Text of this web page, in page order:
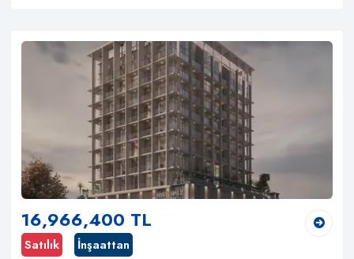
16,966,400 TL
Satılık İnşaattan